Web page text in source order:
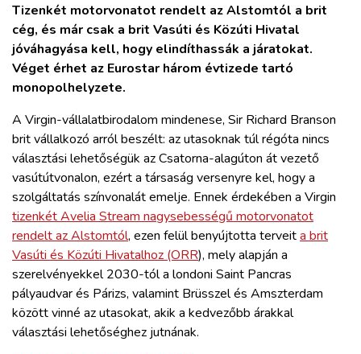
WEBSHOP
BELÉPÉS
REGISZTRÁCIÓ
Tizenkét motorvonatot rendelt az Alstomtól a brit
cég, és már csak a brit Vasúti és Közúti Hivatal
jóváhagyása kell, hogy elindíthassák a járatokat.
Véget érhet az Eurostar három évtizede tartó
monopolhelyzete.
A Virgin-vállalatbirodalom mindenese, Sir Richard Branson
brit vállalkozó arról beszélt: az utasoknak túl régóta nincs
választási lehetőségük az Csatorna-alagúton át vezető
vasútútvonalon, ezért a társaság versenyre kel, hogy a
szolgáltatás színvonalát emelje. Ennek érdekében a Virgin
tizenkét Avelia Stream nagysebességű motorvonatot
rendelt az Alstomtól, ezen felül benyújtotta terveita brit
Vasúti és Közúti Hivatalhoz (ORR), mely alapján a
szerelvényekkel 2030-tól a londoni Saint Pancras
pályaudvar és Párizs, valamint Brüsszel és Amszterdam
között vinné az utasokat, akik a kedvezőbb árakkal
választási lehetőséghez jutnának.